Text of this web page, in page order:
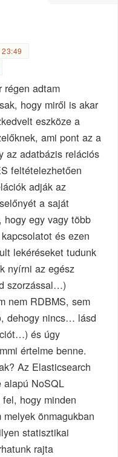
régen adtam
hogy miről is akar
eszköze a
ami pont az a
az adatbázis relációs
feltételezhetően
adják az
a saját
egy vagy több
és ezen
lekéréseket tudunk
nyírni az egész
szorzással…)
nem RDBMS, sem
dehogy nincs… lásd
és úgy
értelme benne.
Az Elasticsearch
alapú NoSQL
hogy minden
önmagukban
statisztikai
rajta